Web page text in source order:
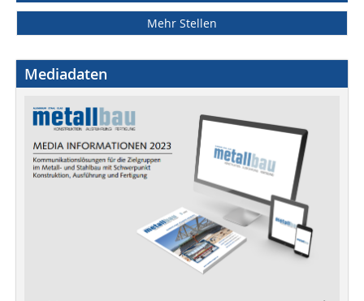
Mehr Stellen
Mediadaten